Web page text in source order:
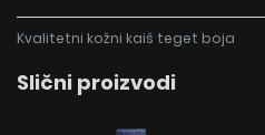
Kvalitetni kožni kaiš teget boja
Slični proizvodi